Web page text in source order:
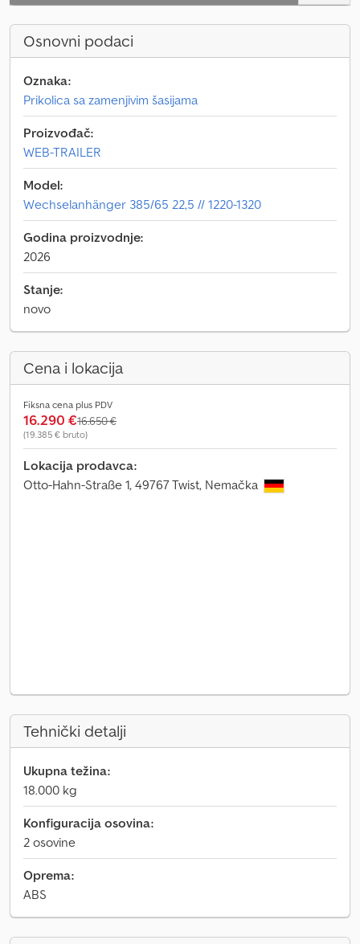
Osnovni podaci
Oznaka:
Prikolica sa zamenjivim šasijama
Proizvođač:
WEB-TRAILER
Model:
Wechselanhänger 385/65 22,5 // 1220-1320
Godina proizvodnje:
2026
Stanje:
novo
Cena i lokacija
Fiksna cena plus PDV
16.290 €16.650 €
(19.385 € bruto)
Lokacija prodavca:
Otto-Hahn-Straße 1, 49767 Twist, Nemačka
Tehnički detalji
Ukupna težina:
18.000 kg
Konfiguracija osovina:
2 osovine
Oprema:
ABS